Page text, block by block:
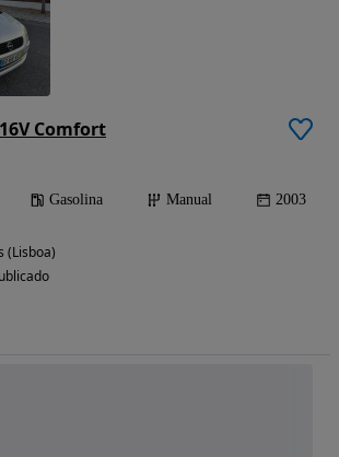
Comfort
Gasolina Manual 2003
(Lisboa)